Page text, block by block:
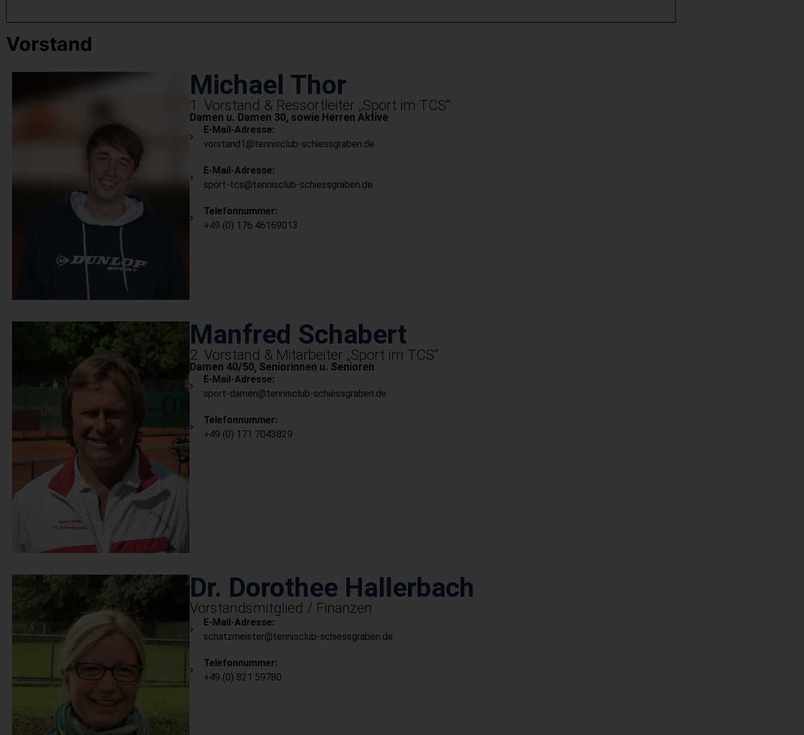
Vorstand
Michael Thor
1. Vorstand & Ressortleiter „Sport im TCS“
Damen u. Damen 30, sowie Herren Aktive
E-Mail-Adresse:
vorstand1@tennisclub-schiessgraben.de
E-Mail-Adresse:
sport-tcs@tennisclub-schiessgraben.de
Telefonnummer:
+49 (0) 176 46169013
Manfred Schabert
2. Vorstand & Mitarbeiter „Sport im TCS“
Damen 40/50, Seniorinnen u. Senioren
E-Mail-Adresse:
sport-damen@tennisclub-schiessgraben.de
Telefonnummer:
+49 (0) 171 7043829
Dr. Dorothee Hallerbach
Vorstandsmitglied / Finanzen
E-Mail-Adresse:
schatzmeister@tennisclub-schiessgraben.de
Telefonnummer:
+49 (0) 821 59780